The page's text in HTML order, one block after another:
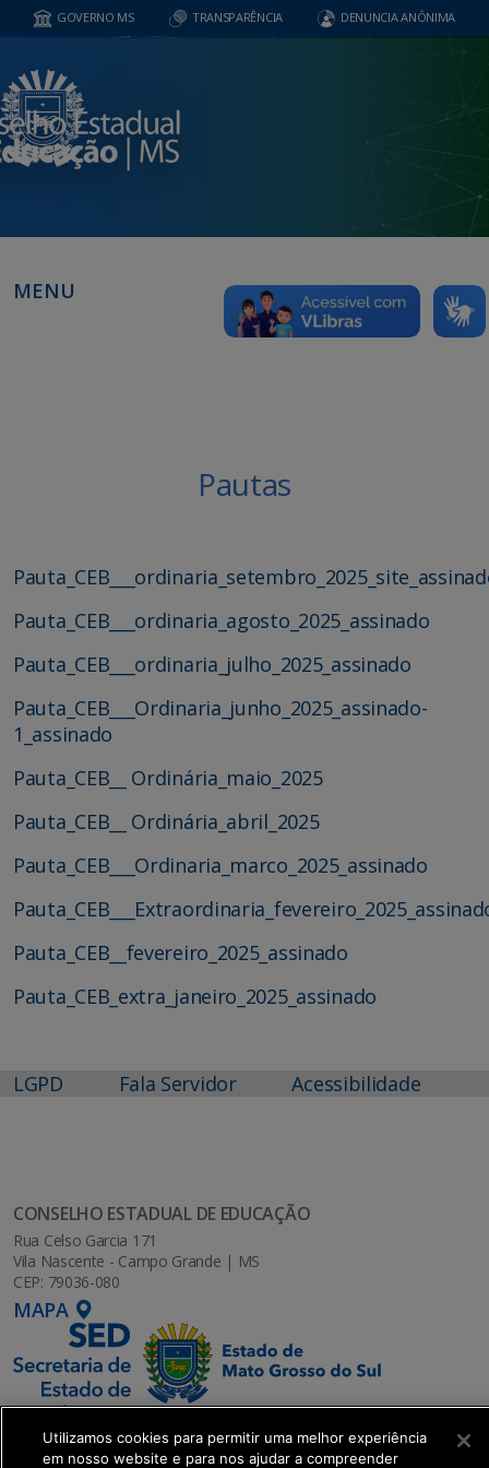
GOVERNO MS TRANSPARÊNCIA DENUNCIA ANÔNIMA
MENU
Pautas
Pauta_CEB___ordinaria_agosto_2025_assinado
Pauta_CEB___ordinaria_julho_2025_assinado
Pauta_CEB___Ordinaria_junho_2025_assinado-
1_assinado
Pauta_CEB__ Ordinária_maio_2025
Pauta_CEB__ Ordinária_abril_2025
Pauta_CEB___Ordinaria_marco_2025_assinado
Pauta_CEB__fevereiro_2025_assinado
Pauta_CEB_extra_janeiro_2025_assinado
LGPD Fala Servidor Acessibilidade
CONSELHO ESTADUAL DE EDUCAÇÃO
Rua Celso Garcia 171
Vila Nascente - Campo Grande | MS
CEP: 79036-080
MAPA
Utilizamos cookies para permitir uma melhor experiência
em nosso website e para nos ajudar a compreender